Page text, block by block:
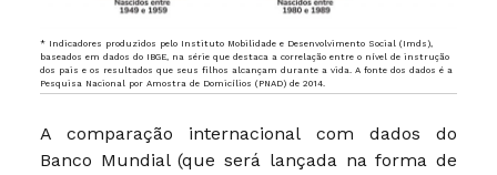
* Indicadores produzidos pelo Instituto Mobilidade e Desenvolvimento Social (Imds),
baseados em dados do IBGE, na série que destaca a correlação entre o nível de instrução
dos pais e os resultados que seus filhos alcançam durante a vida. A fonte dos dados é a
Pesquisa Nacional por Amostra de Domicílios (PNAD) de 2014.
A comparação internacional com dados do
Banco Mundial (que será lançada na forma de